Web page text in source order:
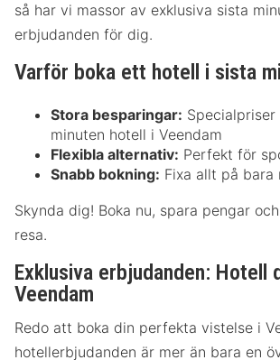
så har vi massor av exklusiva sista
erbjudanden för dig.
Varför boka ett hotell i sista
Stora besparingar: Specialpriser
minuten hotell i Veendam
Flexibla alternativ: Perfekt för
Snabb bokning: Fixa allt på bara
Skynda dig! Boka nu, spara pengar
resa.
Exklusiva erbjudanden: Hotell
Veendam
Redo att boka din perfekta vistelse i
hotellerbjudanden är mer än bara en